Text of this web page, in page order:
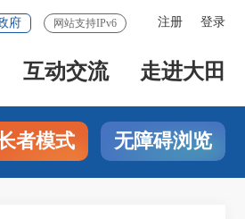
注册 登录
府 网站支持IPv6
互动交流 走进大田
者模式 无障碍浏览